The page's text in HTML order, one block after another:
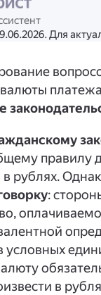
Для
правилу
рублях.
:
условных
в